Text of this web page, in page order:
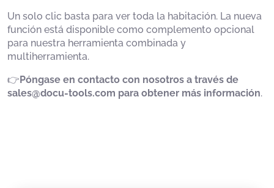
Un solo clic basta para ver toda la habitación. La nueva
función está disponible como complemento opcional
para nuestra herramienta combinada y
multiherramienta.
👉Póngase en contacto con nosotros a través de
sales@docu-tools.com para obtener más información.